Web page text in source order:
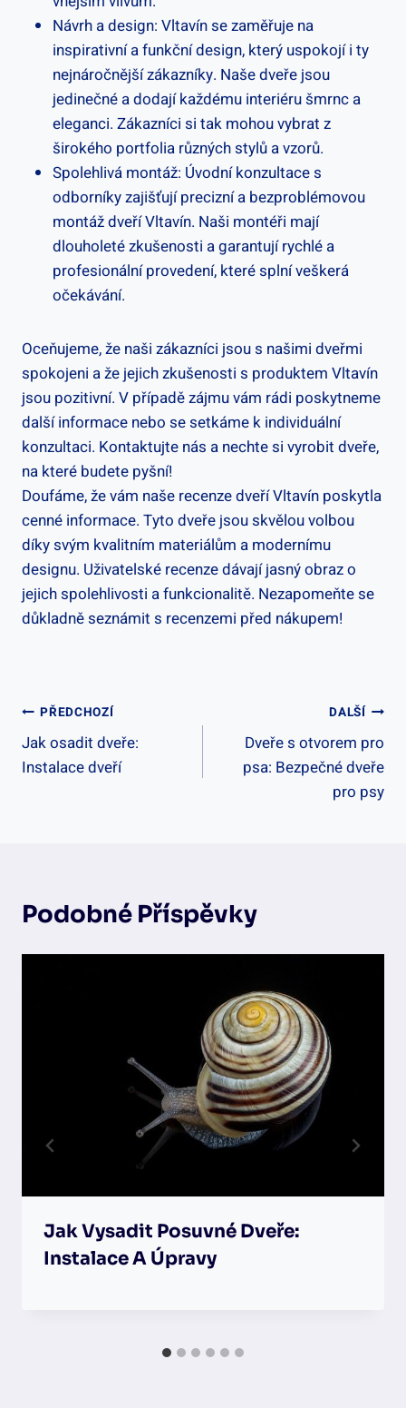
Návrh a design: Vltavín se zaměřuje na
inspirativní a funkční design, který uspokojí i ty
nejnáročnější zákazníky. Naše dveře jsou
jedinečné a dodají každému interiéru šmrnc a
eleganci. Zákazníci si tak mohou vybrat z
širokého portfolia různých stylů a vzorů.
Spolehlivá montáž: Úvodní konzultace s
odborníky zajišťují precizní a bezproblémovou
montáž dveří Vltavín. Naši montéři mají
dlouholeté zkušenosti a garantují rychlé a
profesionální provedení, které splní veškerá
očekávání.
Oceňujeme, že naši zákazníci jsou s našimi dveřmi
spokojeni a že jejich zkušenosti s produktem Vltavín
jsou pozitivní. V případě zájmu vám rádi poskytneme
další informace nebo se setkáme k individuální
konzultaci. Kontaktujte nás a nechte si vyrobit dveře,
na které budete pyšní!
Doufáme, že vám naše recenze dveří Vltavín poskytla
cenné informace. Tyto dveře jsou skvělou volbou
díky svým kvalitním materiálům a modernímu
designu. Uživatelské recenze dávají jasný obraz o
jejich spolehlivosti a funkcionalitě. Nezapomeňte se
důkladně seznámit s recenzemi před nákupem!
Navigace
Pro
PŘEDCHOZÍ
Jak osadit dveře:
Instalace dveří
DALŠÍ
Dveře s otvorem pro
psa: Bezpečné dveře
pro psy
Podobné Příspěvky
Jak Vysadit Posuvné Dveře:
Instalace A Úpravy